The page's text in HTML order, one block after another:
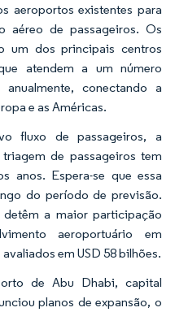
aeroportos existentes para
aéreo de passageiros. Os
um dos principais centros
atendem a um número
conectando a
e as Américas.
fluxo de passageiros, a
de passageiros tem
anos. Espera-se que essa
do período de previsão.
a maior participação
aeroportuário em
em USD 58 bilhões.
de Abu Dhabi, capital
planos de expansão, o